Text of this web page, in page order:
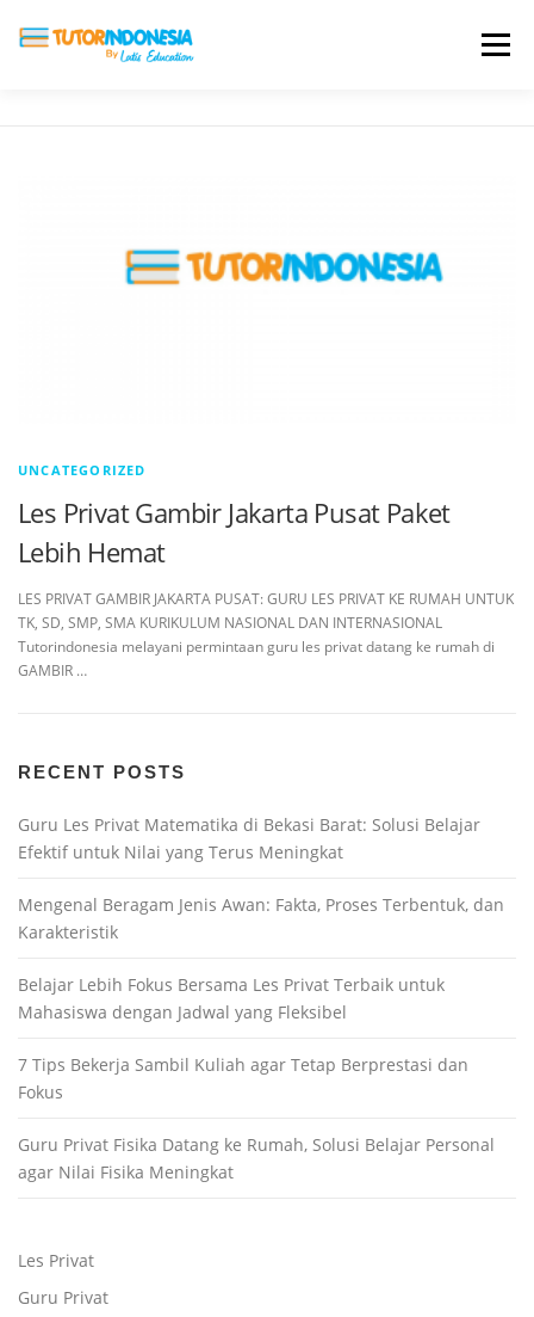
Menu
UNCATEGORIZED
Les Privat Gambir Jakarta Pusat Paket
Lebih Hemat
LES PRIVAT GAMBIR JAKARTA PUSAT: GURU LES PRIVAT KE RUMAH UNTUK
TK, SD, SMP, SMA KURIKULUM NASIONAL DAN INTERNASIONAL
Tutorindonesia melayani permintaan guru les privat datang ke rumah di
GAMBIR …
RECENT POSTS
Guru Les Privat Matematika di Bekasi Barat: Solusi Belajar
Efektif untuk Nilai yang Terus Meningkat
Mengenal Beragam Jenis Awan: Fakta, Proses Terbentuk, dan
Karakteristik
Belajar Lebih Fokus Bersama Les Privat Terbaik untuk
Mahasiswa dengan Jadwal yang Fleksibel
7 Tips Bekerja Sambil Kuliah agar Tetap Berprestasi dan
Fokus
Guru Privat Fisika Datang ke Rumah, Solusi Belajar Personal
agar Nilai Fisika Meningkat
Les Privat
Guru Privat